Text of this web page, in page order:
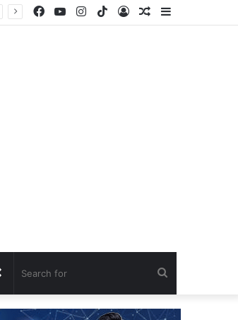
Sidebar
Random
Log
TikTok
Instagram
YouTube
Facebook
for
Random
Article